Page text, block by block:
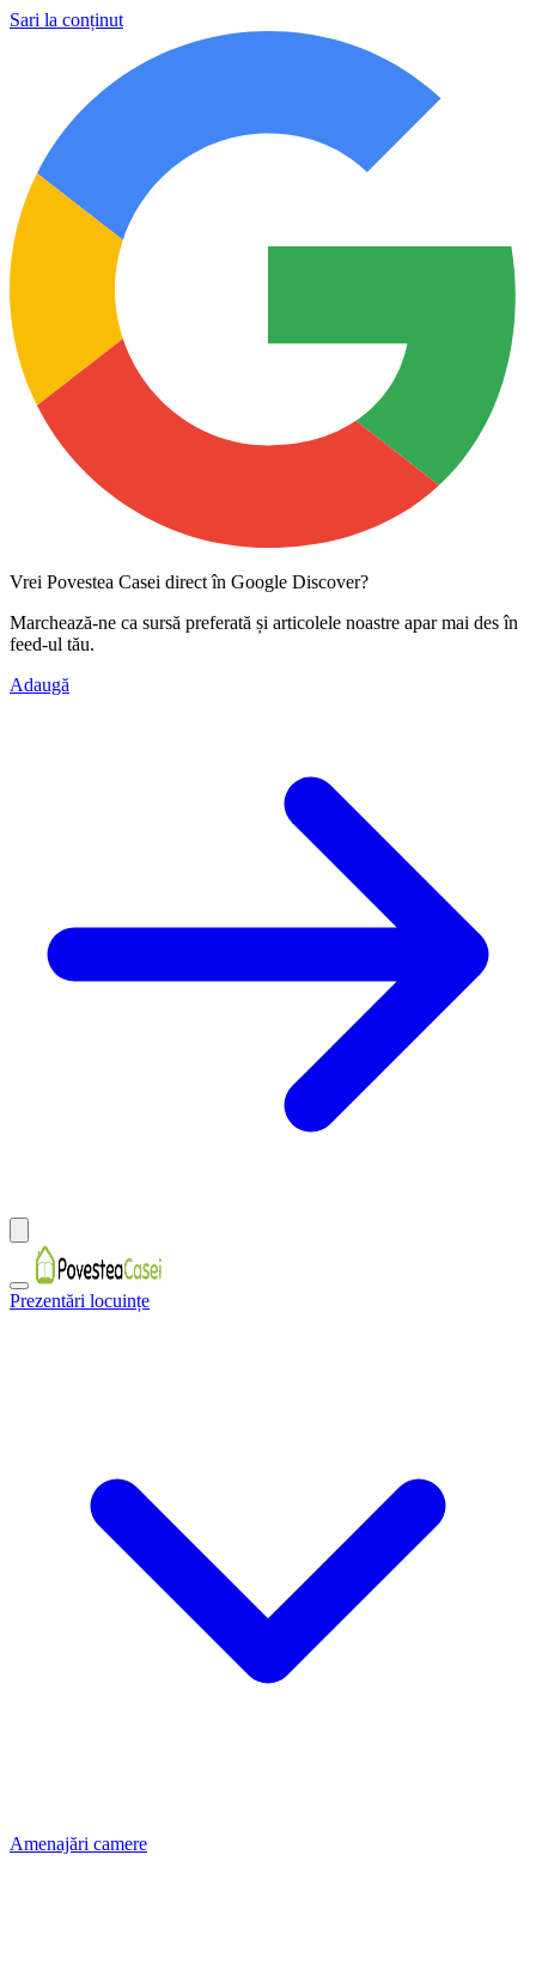
Sari la conținut
Vrei Povestea Casei direct în Google Discover?
Marchează-ne ca sursă preferată și articolele noastre apar mai des în
feed-ul tău.
Adaugă
Prezentări locuințe
Amenajări camere